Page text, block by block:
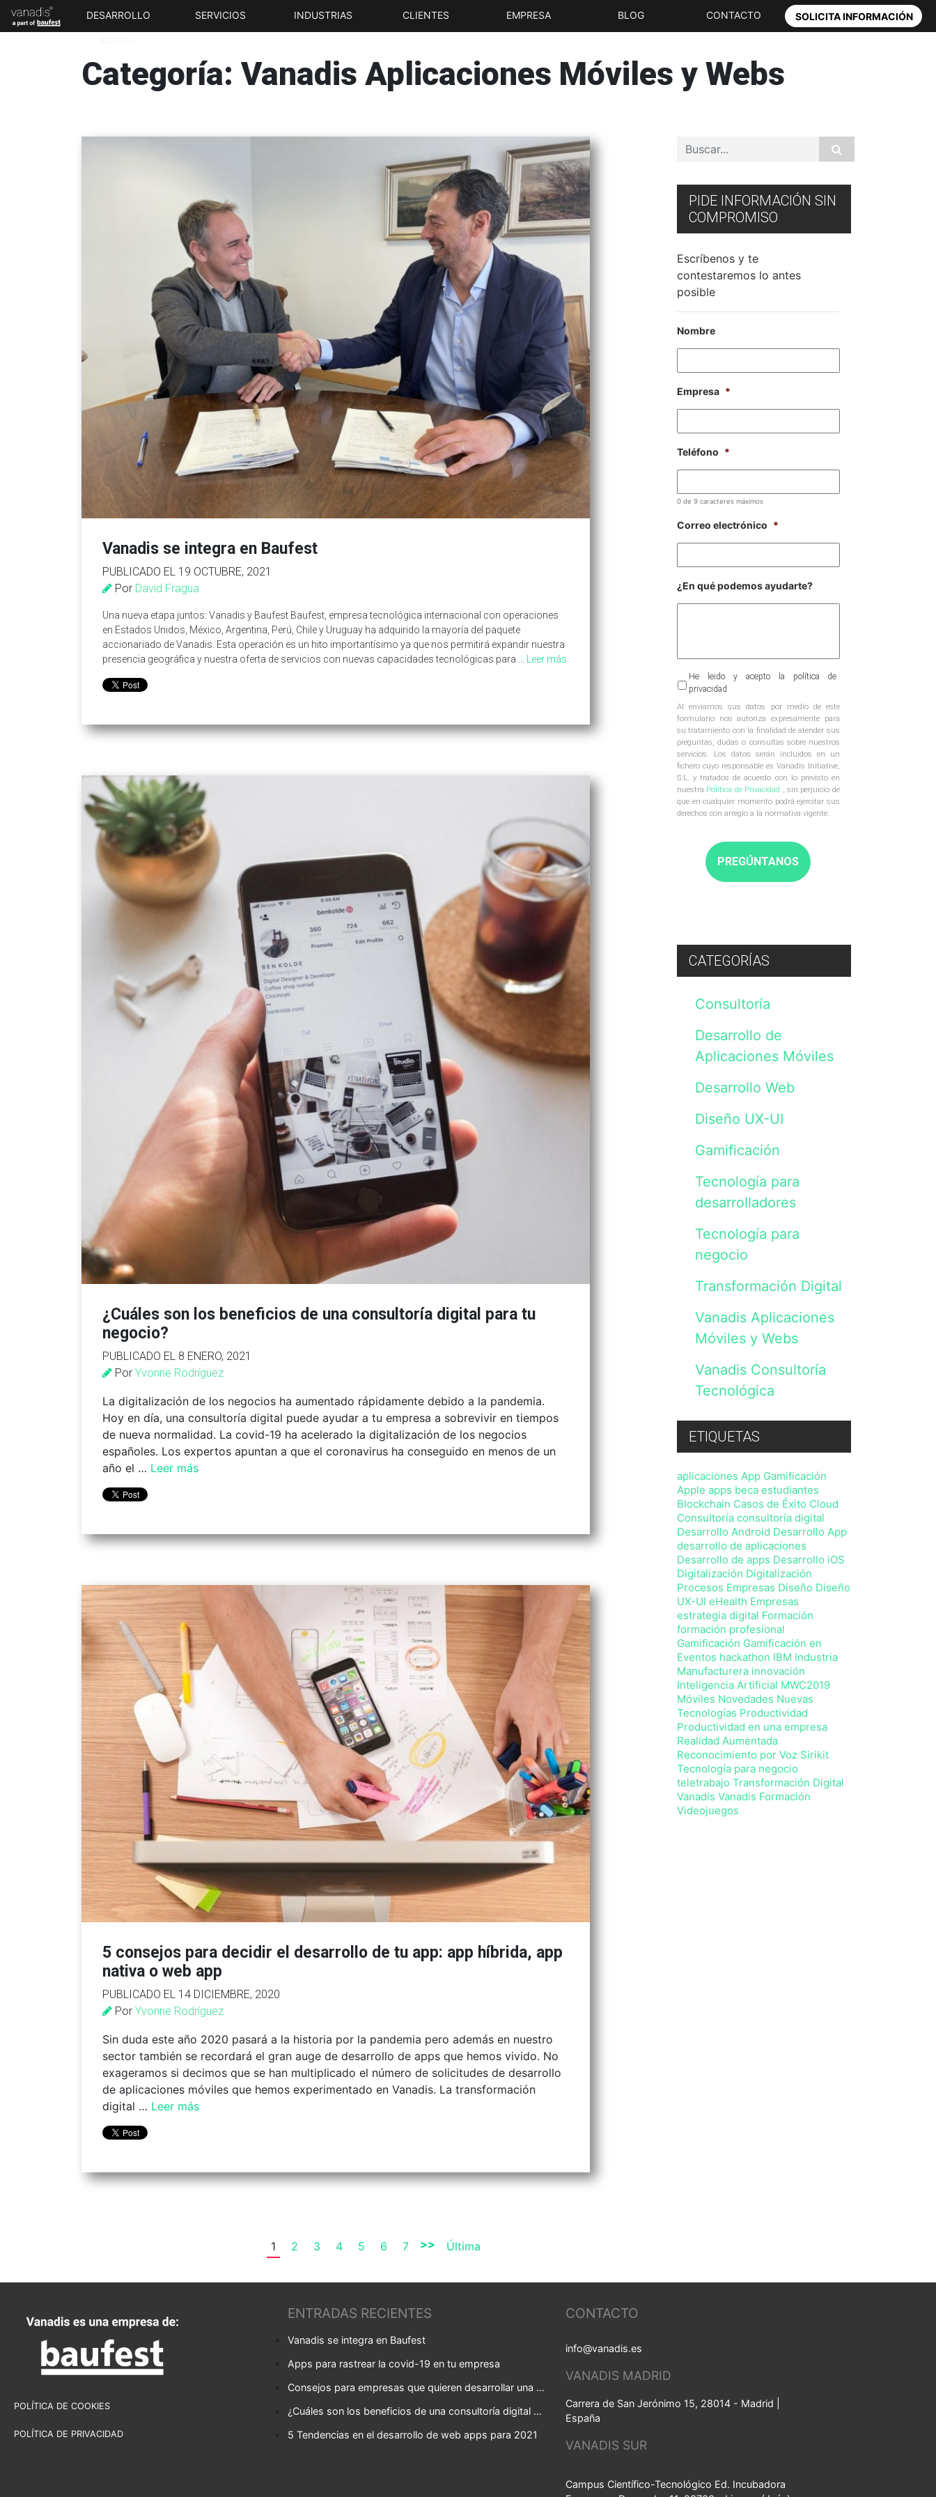
DESARROLLO SERVICIOS INDUSTRIAS CLIENTES EMPRESA BLOG CONTACTO SOLICITA INFORMACIÓN
Categoría: Vanadis Aplicaciones Móviles y Webs
Vanadis se integra en Baufest
PUBLICADO EL 19 OCTUBRE, 2021
Por David Fragua
Una nueva etapa juntos: Vanadis y Baufest Baufest, empresa tecnológica internacional con operaciones
en Estados Unidos, México, Argentina, Perú, Chile y Uruguay ha adquirido la mayoría del paquete
accionariado de Vanadis. Esta operación es un hito importantísimo ya que nos permitirá expandir nuestra
presencia geográfica y nuestra oferta de servicios con nuevas capacidades tecnológicas para ... Leer más
¿Cuáles son los beneficios de una consultoría digital para tu
negocio?
PUBLICADO EL 8 ENERO, 2021
Por Yvonne Rodríguez
La digitalización de los negocios ha aumentado rápidamente debido a la pandemia.
Hoy en día, una consultoría digital puede ayudar a tu empresa a sobrevivir en tiempos
de nueva normalidad. La covid-19 ha acelerado la digitalización de los negocios
españoles. Los expertos apuntan a que el coronavirus ha conseguido en menos de un
año el … Leer más
5 consejos para decidir el desarrollo de tu app: app híbrida, app
nativa o web app
PUBLICADO EL 14 DICIEMBRE, 2020
Por Yvonne Rodríguez
Sin duda este año 2020 pasará a la historia por la pandemia pero además en nuestro
sector también se recordará el gran auge de desarrollo de apps que hemos vivido. No
exageramos si decimos que se han multiplicado el número de solicitudes de desarrollo
de aplicaciones móviles que hemos experimentado en Vanadis. La transformación
digital … Leer más
1 2 3 4 5 6 7 >> Última
PIDE INFORMACIÓN SIN
COMPROMISO
Escríbenos y te
contestaremos lo antes
posible
Nombre
Empresa *
Teléfono *
0 de 9 caracteres máximos
Correo electrónico *
¿En qué podemos ayudarte?
enviarnos
datos
por
medio
de
este
formulario
nos
autoriza
expresamente
tratamiento
consultas
nuestros
datos
serán
incluidos
cuyo
responsable
Vanadis
tratados
acuerdo
nuestra
perjuicio
podrá
ejercitar
derechos
con
arreglo
a
la
normativa
vigente.
He leido y acepto la política de
privacidad
Al enviarnos sus datos por medio de este
formulario nos autoriza expresamente para
su tratamiento con la finalidad de atender sus
preguntas, dudas o consultas sobre nuestros
servicios. Los datos serán incluidos en un
fichero cuyo responsable es Vanadis Initiative,
S.L. y tratados de acuerdo con lo previsto en
nuestra Política de Privacidad , sin perjuicio de
que en cualquier momento podrá ejercitar sus
derechos con arreglo a la normativa vigente.
CATEGORÍAS
Consultoría
Desarrollo de
Aplicaciones Móviles
Desarrollo Web
Diseño UX-UI
Gamificación
Tecnología para
desarrolladores
Tecnología para
negocio
Transformación Digital
Vanadis Aplicaciones
Móviles y Webs
Vanadis Consultoría
Tecnológica
ETIQUETAS
aplicaciones App Gamificación
Apple apps beca estudiantes
Blockchain Casos de Éxito Cloud
Consultoría consultoría digital
Desarrollo Android Desarrollo App
desarrollo de aplicaciones
Desarrollo de apps Desarrollo iOS
Digitalización Digitalización
Procesos Empresas Diseño Diseño
UX-UI eHealth Empresas
estrategia digital Formación
formación profesional
Gamificación Gamificación en
Eventos hackathon IBM Industria
Manufacturera innovación
Inteligencia Artificial MWC2019
Móviles Novedades Nuevas
Tecnologías Productividad
Productividad en una empresa
Realidad Aumentada
Reconocimiento por Voz Sirikit
Tecnología para negocio
teletrabajo Transformación Digital
Vanadis Vanadis Formación
Videojuegos
POLÍTICA DE COOKIES
POLÍTICA DE PRIVACIDAD
ENTRADAS RECIENTES
Vanadis se integra en Baufest
Apps para rastrear la covid-19 en tu empresa
Consejos para empresas que quieren desarrollar una app
¿Cuáles son los beneficios de una consultoría digital para tu negocio?
5 Tendencias en el desarrollo de web apps para 2021
CONTACTO
info@vanadis.es
VANADIS MADRID
Carrera de San Jerónimo 15, 28014 - Madrid |
España
VANADIS SUR
Campus Científico-Tecnológico Ed. Incubadora